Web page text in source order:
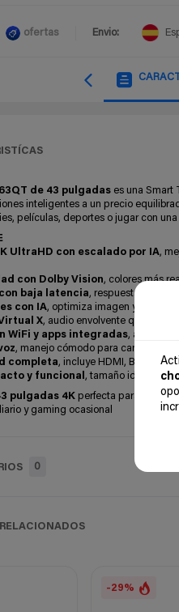
ofertas Envio:
de 43 pulgadas es una Smart
inteligentes a un precio
películas, deportes o jugar con
UltraHD con escalado por IA,
con Dolby Vision, colores más
baja latencia, respuesta rápida
con IA, optimiza imagen y sonido
X, audio envolvente que
WiFi y apps integradas, acceso
, manejo cómodo para cambiar
completa, incluye HDMI, Bluetooth
y funcional , tamaño ideal para
pulgadas 4K perfecta para
y gaming ocasional
0
-29%